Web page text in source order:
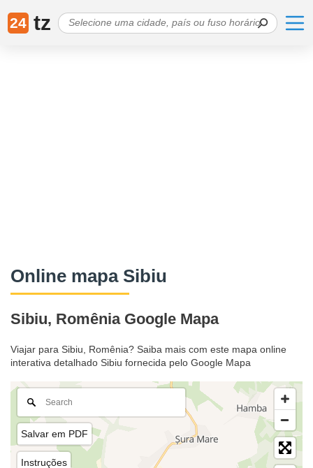
24 tz
Online mapa Sibiu
Sibiu, Romênia Google Mapa
Viajar para Sibiu, Romênia? Saiba mais com este mapa online
interativa detalhado Sibiu fornecida pelo Google Mapa
Salvar em PDF
Instruções